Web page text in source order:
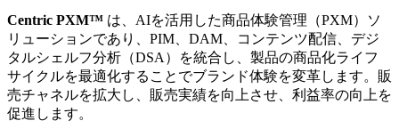
Centric PXM™ は、AIを活用した商品体験管理（PXM）ソ
リューションであり、PIM、DAM、コンテンツ配信、デジ
タルシェルフ分析（DSA）を統合し、製品の商品化ライフ
サイクルを最適化することでブランド体験を変革します。販
売チャネルを拡大し、販売実績を向上させ、利益率の向上を
促進します。